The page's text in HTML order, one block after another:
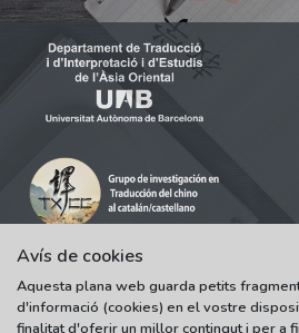
© 2021-2022 Universitat
Avís de cookies
Aquesta plana web guarda petits
d'informació (cookies) en el vostre
finalitat d'oferir un millor contingut i per a